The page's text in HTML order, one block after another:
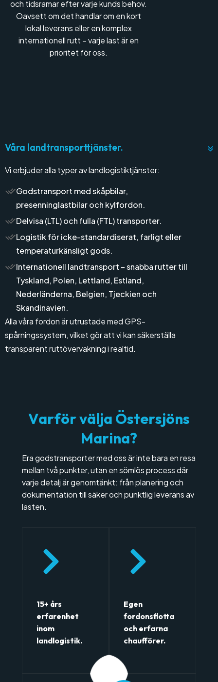
och tidsramar efter varje kunds behov.
Oavsett om det handlar om en kort
lokal leverans eller en komplex
internationell rutt – varje last är en
prioritet för oss.
Våra landtransporttjänster.
Vi erbjuder alla typer av landlogistiktjänster:
Godstransport med skåpbilar,
presenninglastbilar och kylfordon.
Delvisa (LTL) och fulla (FTL) transporter.
Logistik för icke-standardiserat, farligt eller
temperaturkänsligt gods.
Internationell landtransport – snabba rutter till
Tyskland, Polen, Lettland, Estland,
Nederländerna, Belgien, Tjeckien och
Skandinavien.
Alla våra fordon är utrustade med GPS-
spårningssystem, vilket gör att vi kan säkerställa
transparent ruttövervakning i realtid.
Varförvälja Östersjöns
Marina?
Era godstransporter med oss är inte bara en resa
mellan två punkter, utan en sömlös process där
varje detalj är genomtänkt: från planering och
dokumentation till säker och punktlig leverans av
lasten.
01
15+ års
erfarenhet
inom
landlogistik.
Egen
fordonsflotta
och erfarna
chaufförer.